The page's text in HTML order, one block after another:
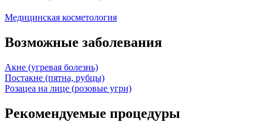
Медицинская косметология
Возможные заболевания
Акне (угревая болезнь)
Постакне (пятна, рубцы)
Розацеа на лице (розовые угри)
Рекомендуемые процедуры